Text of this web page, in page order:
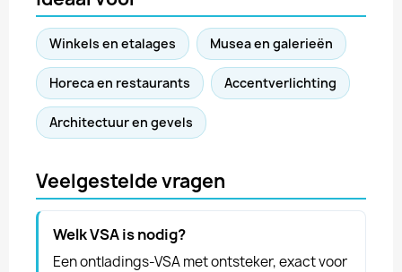
Winkels en etalages Musea en galerieën
Horeca en restaurants Accentverlichting
Architectuur en gevels
Veelgestelde vragen
Welk VSA is nodig?
Een ontladings-VSA met ontsteker, exact voor